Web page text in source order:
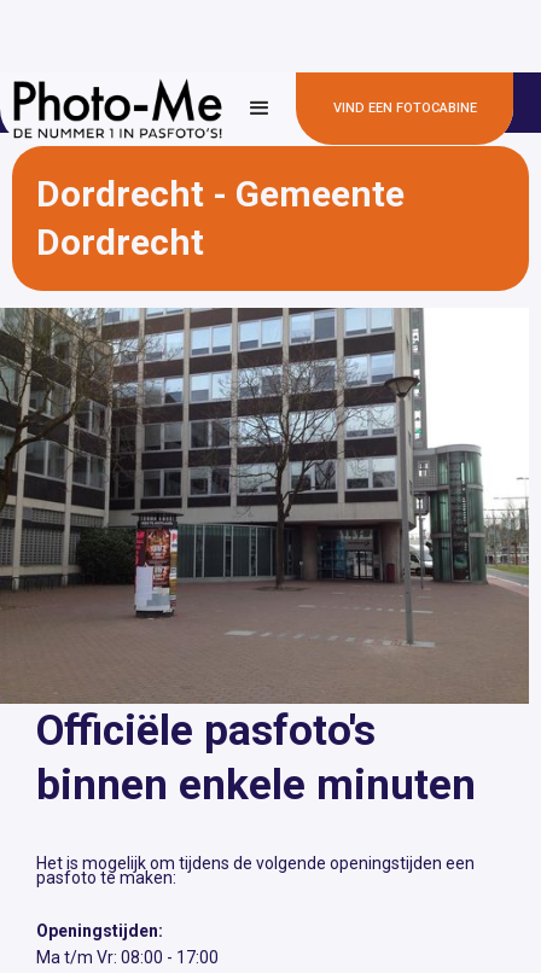
VIND EEN FOTOCABINE
✅ Snel en betaalbaar
gemeentehuizen
Dordrecht - Gemeente
Dordrecht
Officiële pasfoto's
binnen enkele minuten
Het is mogelijk om tijdens de volgende openingstijden een
pasfoto te maken:
Openingstijden:
Ma t/m Vr: 08:00 - 17:00